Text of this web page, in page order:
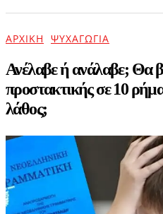
ΑΡΧΙΚΉ ΨΥΧΑΓΩΓΊΑ
Ανέλαβε ή ανάλαβε; Θα
προστακτικής σε 10
λάθος;